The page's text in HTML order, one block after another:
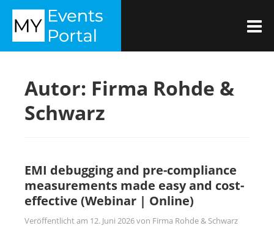
Zum
Inhalt
springen
MYEVENTSPORTAL
Autor: Firma Rohde &
Schwarz
EMI debugging and pre-compliance
measurements made easy and cost-
effective (Webinar | Online)
Veröffentlicht am 12. Juni 2026von Firma Rohde & Schwarz